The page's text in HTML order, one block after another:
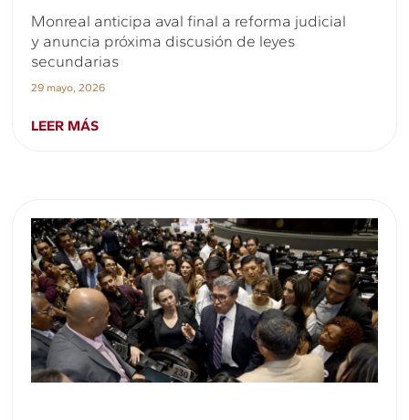
Monreal anticipa aval final a reforma judicial
y anuncia próxima discusión de leyes
secundarias
29 mayo, 2026
LEER MÁS